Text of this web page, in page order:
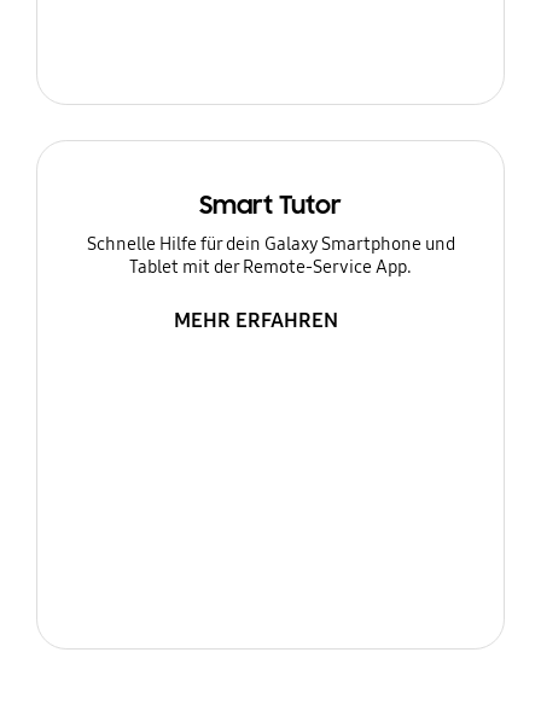
Smart Tutor
Schnelle Hilfe für dein Galaxy Smartphone und
Tablet mit der Remote-Service App.
MEHR ERFAHREN